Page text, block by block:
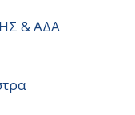
& ΑΔΑ